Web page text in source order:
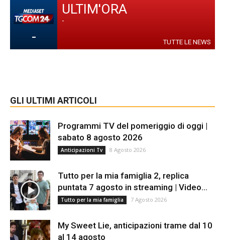
-
ULTIM'ORA
-
TUTTE LE NEWS
GLI ULTIMI ARTICOLI
Programmi TV del pomeriggio di oggi |
sabato 8 agosto 2026
Anticipazioni Tv 8 Agosto 2026
Tutto per la mia famiglia 2, replica
puntata 7 agosto in streaming | Video...
Tutto per la mia famiglia 7 Agosto 2026
My Sweet Lie, anticipazioni trame dal 10
al 14 agosto